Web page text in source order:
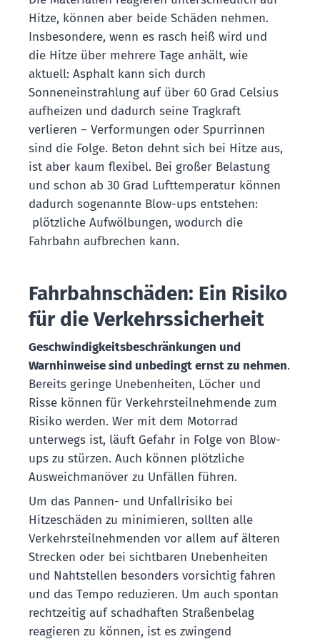
Hitze, können aber beide Schäden nehmen.
Insbesondere, wenn es rasch heiß wird und
die Hitze über mehrere Tage anhält, wie
aktuell: Asphalt kann sich durch
Sonneneinstrahlung auf über 60 Grad Celsius
aufheizen und dadurch seine Tragkraft
verlieren – Verformungen oder Spurrinnen
sind die Folge. Beton dehnt sich bei Hitze aus,
ist aber kaum flexibel. Bei großer Belastung
und schon ab 30 Grad Lufttemperatur können
dadurch sogenannte Blow-ups entstehen:
plötzliche Aufwölbungen, wodurch die
Fahrbahn aufbrechen kann.
Fahrbahnschäden: Ein Risiko
für die Verkehrssicherheit
Geschwindigkeitsbeschränkungen und
Warnhinweise sind unbedingt ernst zu nehmen.
Bereits geringe Unebenheiten, Löcher und
Risse können für Verkehrsteilnehmende zum
Risiko werden. Wer mit dem Motorrad
unterwegs ist, läuft Gefahr in Folge von Blow-
ups zu stürzen. Auch können plötzliche
Ausweichmanöver zu Unfällen führen.
Um das Pannen- und Unfallrisiko bei
Hitzeschäden zu minimieren, sollten alle
Verkehrsteilnehmenden vor allem auf älteren
Strecken oder bei sichtbaren Unebenheiten
und Nahtstellen besonders vorsichtig fahren
und das Tempo reduzieren. Um auch spontan
rechtzeitig auf schadhaften Straßenbelag
reagieren zu können, ist es zwingend